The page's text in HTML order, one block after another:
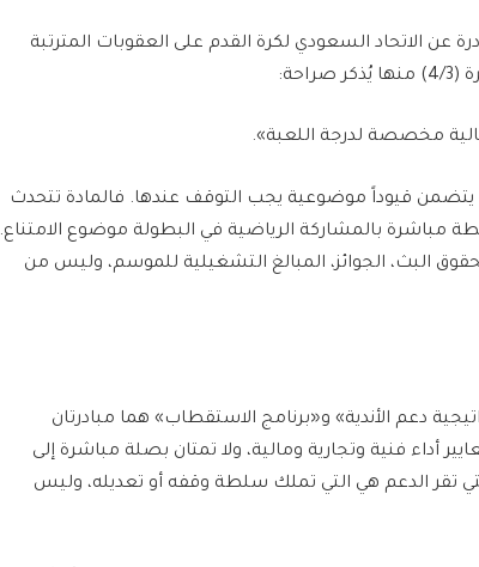
الصادرة عن الاتحاد السعودي لكرة القدم على العقوبات المترتبة
مخصصة لدرجة اللعبة».
يتضمن قيوداً موضوعية يجب التوقف عندها. فالمادة تتحدث
مباشرة بالمشاركة الرياضية في البطولة موضوع الامتناع.
البث، الجوائز، المبالغ التشغيلية للموسم، وليس من
دعم الأندية» و«برنامج الاستقطاب» هما مبادرتان
أداء فنية وتجارية ومالية، ولا تمتان بصلة مباشرة إلى
تقر الدعم هي التي تملك سلطة وقفه أو تعديله، وليس